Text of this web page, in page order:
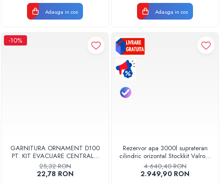
Adauga in cos Adauga in cos
-10%
GARNITURA ORNAMENT D100
PT. KIT EVACUARE CENTRALA
FGGE100
25,32 RON
22,78 RON
Rezervor apa 3000l suprateran
cilindric orizontal Stockkit Valrom
49013000001
4.640,40 RON
2.949,90 RON